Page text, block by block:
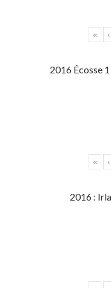
« ‹
2016 Écosse
« ‹
2016 :